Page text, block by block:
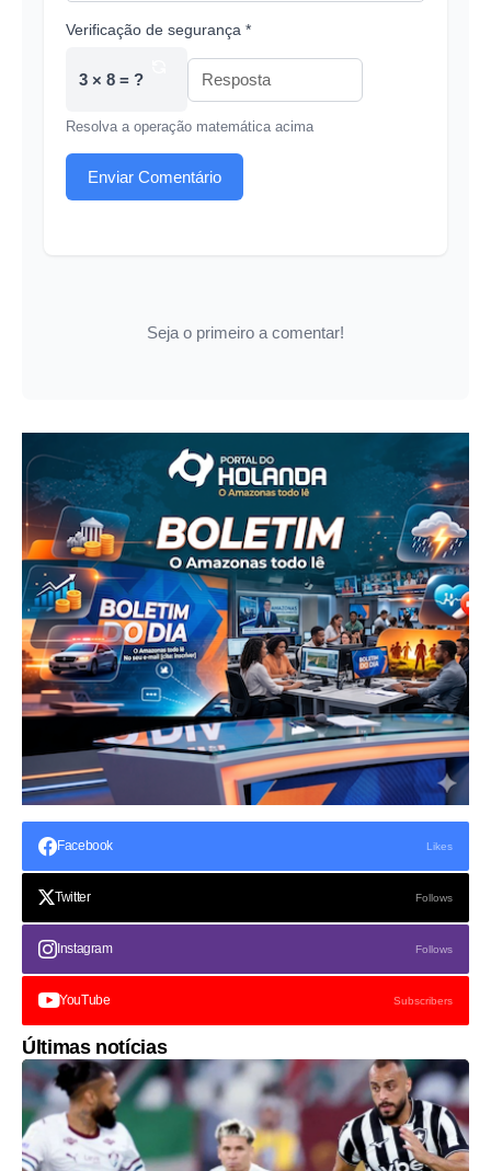
Verificação de segurança *
3 × 8 = ?
Resolva a operação matemática acima
Enviar Comentário
Seja o primeiro a comentar!
Facebook Likes
Twitter Follows
Instagram Follows
YouTube Subscribers
Últimas notícias